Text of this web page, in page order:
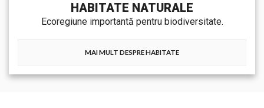
HABITATE NATURALE
Ecoregiune importantă pentru biodiversitate.
MAI MULT DESPRE HABITATE